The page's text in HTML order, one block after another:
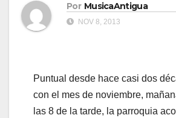
Por MusicaAntigua
NOV 8, 2013
Puntual desde hace casi dos
con el mes de noviembre,
las 8 de la tarde, la parroquia